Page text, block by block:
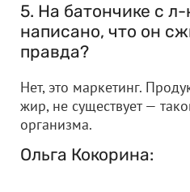
5. На батончике с
написано, что он
правда?
Нет, это маркетинг.
жир, не существует —
организма.
Ольга Кокорина: